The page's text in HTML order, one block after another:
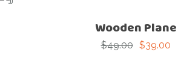
Wooden Plane
$49.00 Original
$39.00
Current